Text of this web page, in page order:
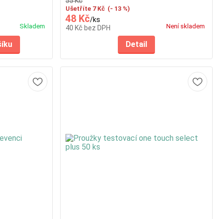
Skladem
Ušetříte 7 Kč (- 13 %)
48 Kč/ks
40 Kčbez DPH Není skladem
Detail